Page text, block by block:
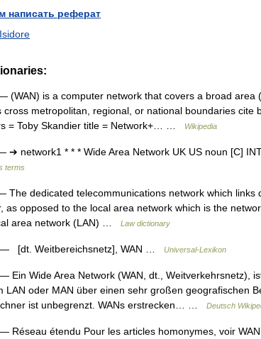
написать реферат
(WAN) is a computer network that covers a broad area
cross metropolitan, regional, or national boundaries cite
= Toby Skandier title = Network+… …
Wikipedia
➔ network1 * * * Wide Area Network UK US noun [C]
terms
The dedicated telecommunications network which links
as opposed to the local area network which is the
area network (LAN) …
Law dictionary
— [dt. Weitbereichsnetz], WAN … Universal-Lexikon
— Ein Wide Area Network (WAN, dt., Weitverkehrsnetz),
LAN oder MAN über einen sehr großen geografischen
ist unbegrenzt. WANs erstrecken… …
Deutsch
— Réseau étendu Pour les articles homonymes, voir